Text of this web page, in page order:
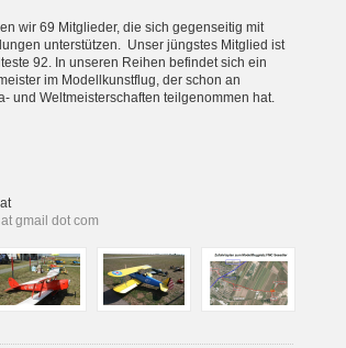
wir 69 Mitglieder, die sich gegenseitig mit
unterstützen. Unser jüngstes Mitglied ist
92. In unseren Reihen befindet sich ein
im Modellkunstflug, der schon an
und Weltmeister­schaften teilgenommen hat.
gmail dot com